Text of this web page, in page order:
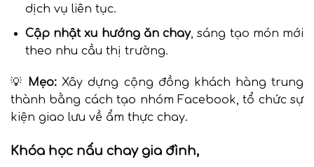
dịch vụ liên tục.
Cập nhật xu hướng ăn chay, sáng tạo món mới
theo nhu cầu thị trường.
💡 Mẹo: Xây dựng cộng đồng khách hàng trung
thành bằng cách tạo nhóm Facebook, tổ chức sự
kiện giao lưu về ẩm thực chay.
Khóa học nấu chay gia đình,